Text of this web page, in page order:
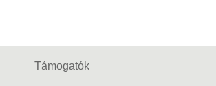
Támogatók